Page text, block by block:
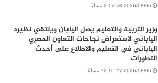
2026/08/06 2:17:53 مساءً
وزير التربية والتعليم يصل اليابان ويلتقي نظيره
الياباني لاستعراض نجاحات التعاون المصري
الياباني في التعليم والاطلاع على أحدث
التطورات
2026/08/06 12:16:27 مساءً